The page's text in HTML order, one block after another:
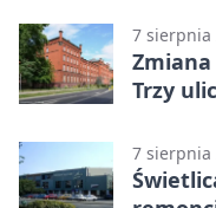
7 sierpnia
Trzy
7 sierpnia